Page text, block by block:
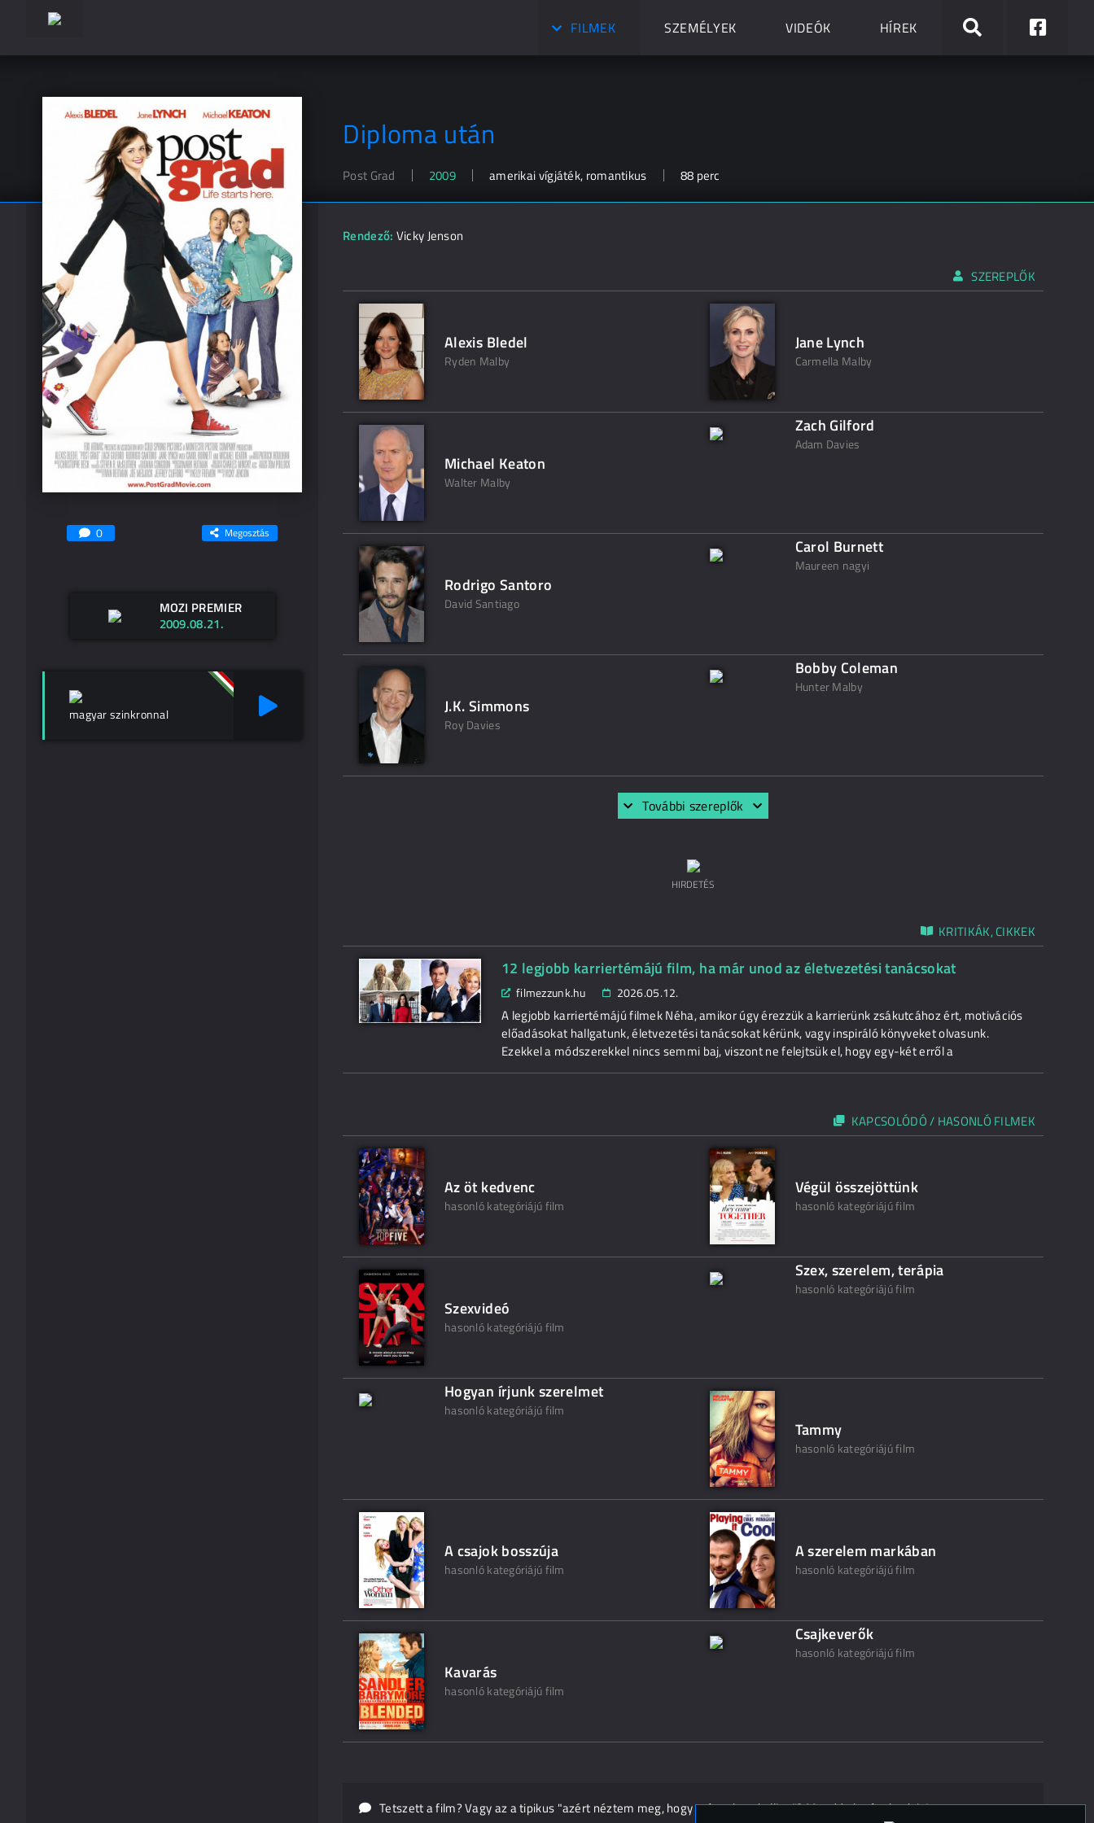
FILMEK SZEMÉLYEK VIDEÓK HÍREK
Diploma után
Post Grad 2009 amerikai vígjáték, romantikus 88 perc
0 Megosztás
MOZI PREMIER
2009.08.21.
magyar szinkronnal
Rendező: Vicky Jenson
SZEREPLŐK
Alexis Bledel
Ryden Malby
Jane Lynch
Carmella Malby
Michael Keaton
Walter Malby
Zach Gilford
Adam Davies
Rodrigo Santoro
David Santiago
Carol Burnett
Maureen nagyi
J.K. Simmons
Roy Davies
Bobby Coleman
Hunter Malby
További szereplők
HIRDETÉS
KRITIKÁK, CIKKEK
12 legjobb karriertémájú film, ha már unod az életvezetési tanácsokat
filmezzunk.hu 2026.05.12.
A legjobb karriertémájú filmek Néha, amikor úgy érezzük a karrierünk zsákutcához ért, motivációs
előadásokat hallgatunk, életvezetési tanácsokat kérünk, vagy inspiráló könyveket olvasunk.
Ezekkel a módszerekkel nincs semmi baj, viszont ne felejtsük el, hogy egy-két erről a
KAPCSOLÓDÓ / HASONLÓ FILMEK
Az öt kedvenc
hasonló kategóriájú film
Végül összejöttünk
hasonló kategóriájú film
Szexvideó
hasonló kategóriájú film
Szex, szerelem, terápia
hasonló kategóriájú film
Hogyan írjunk szerelmet
hasonló kategóriájú film
Tammy
hasonló kategóriájú film
A csajok bosszúja
hasonló kategóriájú film
A szerelem markában
hasonló kategóriájú film
Kavarás
hasonló kategóriájú film
Csajkeverők
hasonló kategóriájú film
Tetszett a film? Vagy az a tipikus "azért néztem meg, hogy másnak ne kelljen"? Mondd el másoknak is!